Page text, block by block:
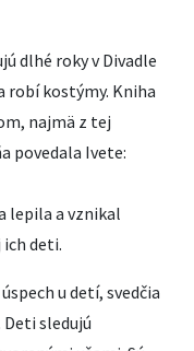
dlhé roky v Divadle
robí kostýmy. Kniha
najmä z tej
povedala Ivete:
lepila a vznikal
deti.
u detí, svedčia
sledujú